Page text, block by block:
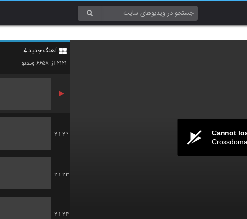
Cannot
آهنگ جدید 4
۲۱۲۱ از ۶۶۵۸ویدئو
2120
2122
2123
2124